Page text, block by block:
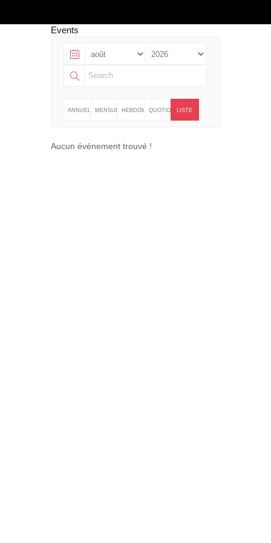
Events
ANNUELLEMENSUELLEHEBDOMADAIREQUOTIDIENNE
LISTE
Aucun événement trouvé !